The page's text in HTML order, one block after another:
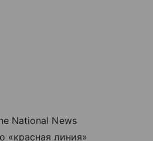
National News
«красная линия»